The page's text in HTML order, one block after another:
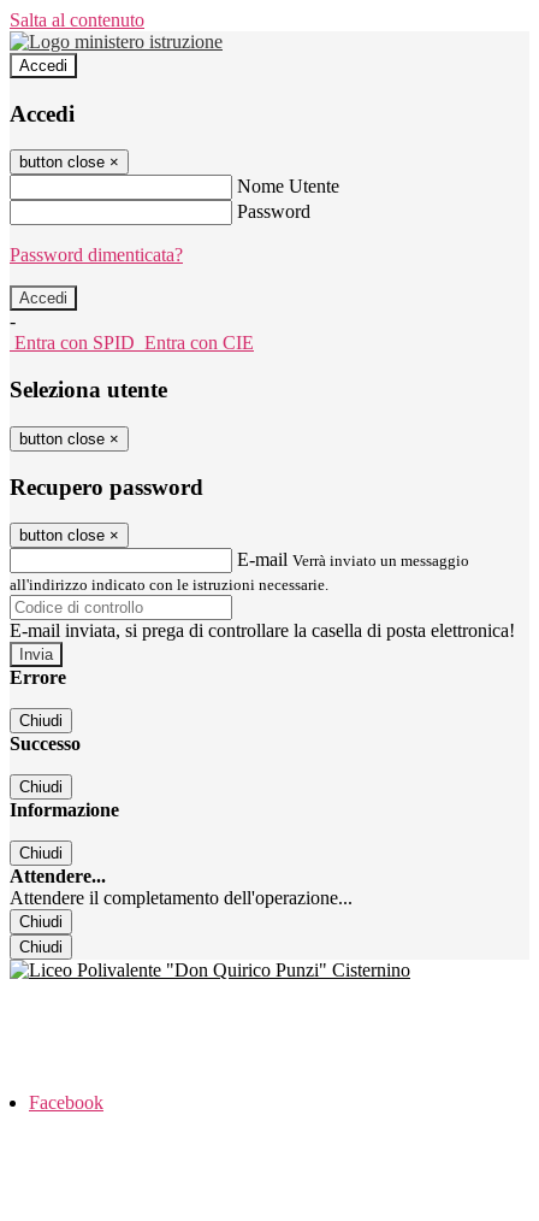
Salta al contenuto
Accedi
Accedi
button close ×
Nome Utente
Password
Password dimenticata?
-
Entra con SPID Entra con CIE
Seleziona utente
button close ×
Recupero password
button close ×
E-mail Verrà inviato un messaggio
all'indirizzo indicato con le istruzioni necessarie.
E-mail inviata, si prega di controllare la casella di posta elettronica!
Errore
Chiudi
Successo
Chiudi
Informazione
Chiudi
Attendere...
Attendere il completamento dell'operazione...
Chiudi
Chiudi
Facebook